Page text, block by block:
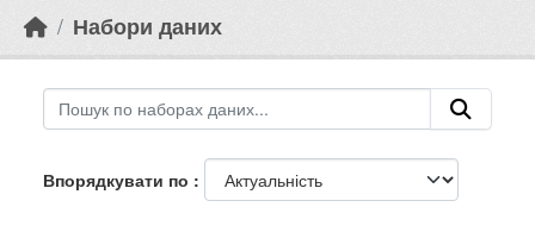
Набори даних
Впорядкувати по